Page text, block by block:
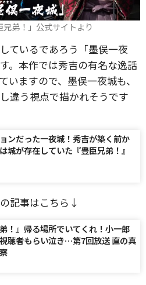
弟！」公式サイトより
ているであろう「墨俣一夜
。本作では秀吉の有名な逸話
いますので、墨俣一夜城も、
違う視点で描かれそうです
ンだった一夜城！秀吉が築く前か
城が存在していた『豊臣兄弟！』
記事はこちら↓
弟！』帰る場所でいてくれ！小一郎
聴者もらい泣き…第7回放送 直の真